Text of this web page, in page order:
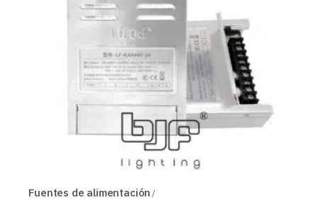
Fuentes de alimentación